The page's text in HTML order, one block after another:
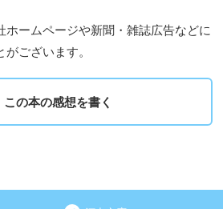
ホームページや新聞・雑誌広告などに
ございます。
この本の感想を書く